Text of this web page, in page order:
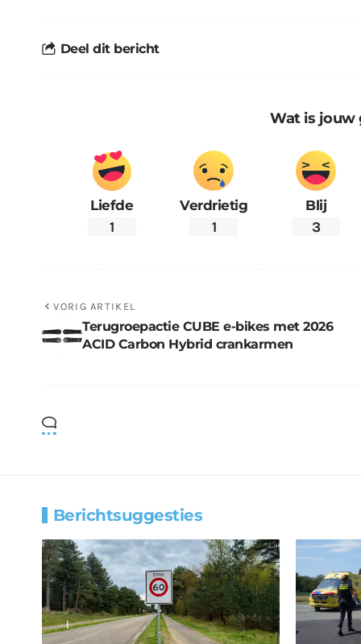
Deel dit bericht
Wat is jouw
Liefde
1
Verdrietig
1
Blij
3
VORIG ARTIKEL
Terugroepactie CUBE e-bikes met 2026
ACID Carbon Hybrid crankarmen
Berichtsuggesties